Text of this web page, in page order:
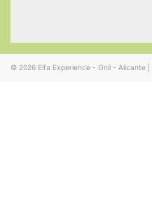
© 2026 Elfa Experience - Onil - Alicante